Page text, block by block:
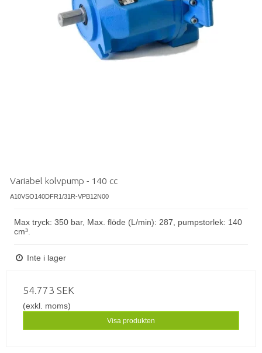
Variabel kolvpump - 140 cc
A10VSO140DFR1/31R-VPB12N00
Max tryck: 350 bar, Max. flöde (L/min): 287, pumpstorlek: 140
cm³.
Inte i lager
54.773 SEK
(exkl. moms)
Visa produkten